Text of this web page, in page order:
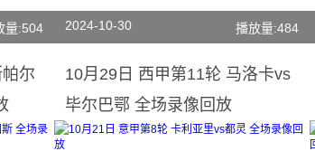
量:504
尔
2024-10-30 播放量:484
10月29日 西甲第11轮 马洛卡vs
毕尔巴鄂 全场录像回放